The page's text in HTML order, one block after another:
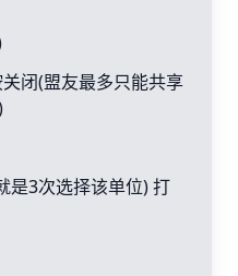
闭(盟友最多只能共享
是3次选择该单位) 打